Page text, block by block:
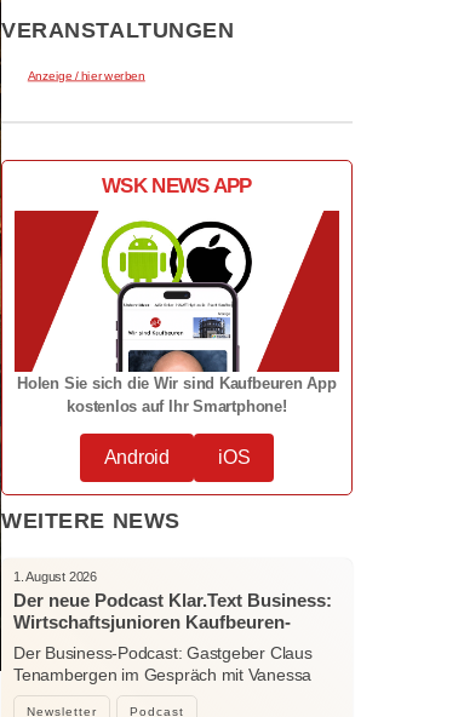
VERANSTALTUNGEN
Anzeige / hier werben
WSK NEWS APP
Holen Sie sich die Wir sind Kaufbeuren App
kostenlos auf Ihr Smartphone!
Android iOS
WEITERE NEWS
Newsletter Podcast
1. August 2026
Der neue Podcast Klar.Text Business:
Wirtschaftsjunioren Kaufbeuren-
Ostallgäu – Menschen, Ideen und
starke Verbindungen
Der Business-Podcast: Gastgeber Claus
Tenambergen im Gespräch mit Vanessa
Bockhorni…